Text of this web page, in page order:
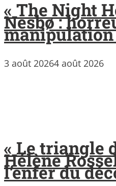
« The Night
Nesbø :
manipulation
3 août 20264 août 2026
« Le triangle
Hélène
l’enfer du